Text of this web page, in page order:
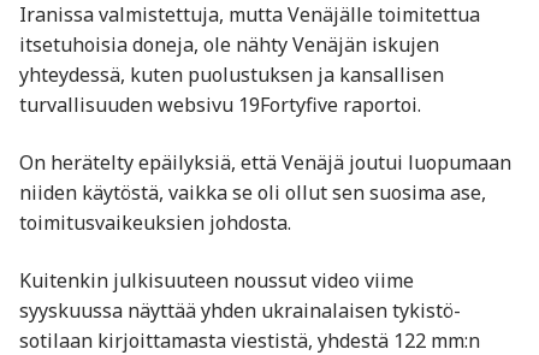
Iranissa valmistettuja, mutta Venäjälle toimitettua
itsetuhoisia doneja, ole nähty Venäjän iskujen
yhteydessä, kuten puolustuksen ja kansallisen
turvallisuuden websivu 19Fortyfive raportoi.
On herätelty epäilyksiä, että Venäjä joutui luopumaan
niiden käytöstä, vaikka se oli ollut sen suosima ase,
toimitusvaikeuksien johdosta.
Kuitenkin julkisuuteen noussut video viime
syyskuussa näyttää yhden ukrainalaisen tykistö-
sotilaan kirjoittamasta viestistä, yhdestä 122 mm:n